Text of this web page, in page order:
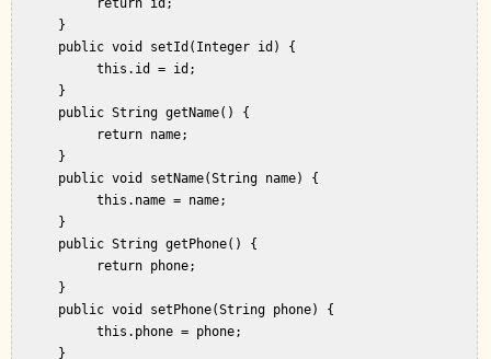
           return id;
      }
      public void setId(Integer id) {
           this.id = id;
      }
      public String getName() {
           return name;
      }
      public void setName(String name) {
           this.name = name;
      }
      public String getPhone() {
           return phone;
      }
      public void setPhone(String phone) {
           this.phone = phone;
      }